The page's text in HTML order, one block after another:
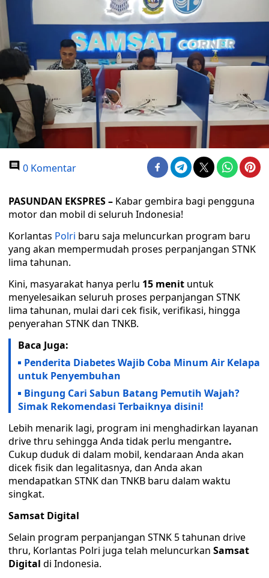
0 Komentar
PASUNDAN EKSPRES – Kabar gembira bagi pengguna
motor dan mobil di seluruh Indonesia!
Korlantas Polri baru saja meluncurkan program baru
yang akan mempermudah proses perpanjangan STNK
lima tahunan.
Kini, masyarakat hanya perlu 15 menit untuk
menyelesaikan seluruh proses perpanjangan STNK
lima tahunan, mulai dari cek fisik, verifikasi, hingga
penyerahan STNK dan TNKB.
Baca Juga:
Penderita Diabetes Wajib Coba Minum Air Kelapa
untuk Penyembuhan
Bingung Cari Sabun Batang Pemutih Wajah?
Simak Rekomendasi Terbaiknya disini!
Lebih menarik lagi, program ini menghadirkan layanan
drive thru sehingga Anda tidak perlu mengantre.
Cukup duduk di dalam mobil, kendaraan Anda akan
dicek fisik dan legalitasnya, dan Anda akan
mendapatkan STNK dan TNKB baru dalam waktu
singkat.
Samsat Digital
Selain program perpanjangan STNK 5 tahunan drive
thru, Korlantas Polri juga telah meluncurkan Samsat
Digital di Indonesia.